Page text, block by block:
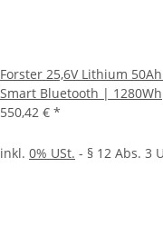
Forster 25,6V Lithium
Smart Bluetooth | 1280Wh
550,42 € *
inkl. 0% USt. - § 12 Abs. 3